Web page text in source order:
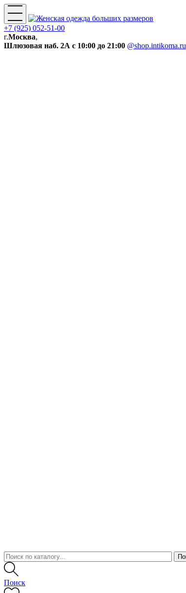
+7 (925) 052-51-00
г.Москва,
Шлюзовая наб. 2А с 10:00 до 21:00 @shop.intikoma.ru
Поиск